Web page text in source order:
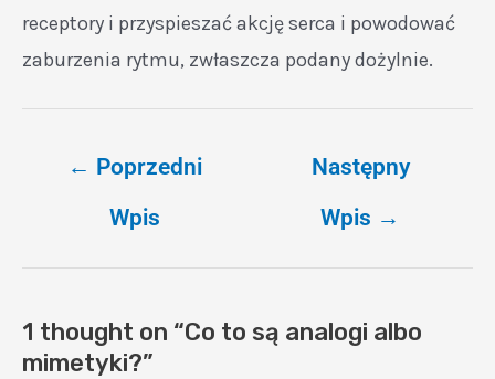
receptory i przyspieszać akcję serca i powodować
zaburzenia rytmu, zwłaszcza podany dożylnie.
← Poprzedni
Wpis
Następny
Wpis →
1 thought on “Co to są analogi albo
mimetyki?”